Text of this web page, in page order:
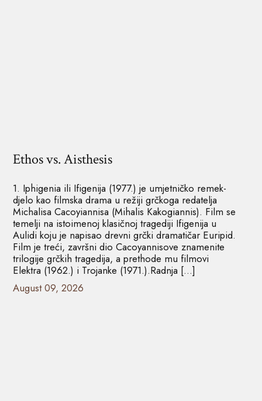
Ethos vs. Aisthesis
1. Iphigenia ili Ifigenija (1977.) je umjetničko remek-
djelo kao filmska drama u režiji grčkoga redatelja
Michalisa Cacoyiannisa (Mihalis Kakogiannis). Film se
temelji na istoimenoj klasičnoj tragediji Ifigenija u
Aulidi koju je napisao drevni grčki dramatičar Euripid.
Film je treći, završni dio Cacoyannisove znamenite
trilogije grčkih tragedija, a prethode mu filmovi
Elektra (1962.) i Trojanke (1971.).Radnja […]
August 09, 2026